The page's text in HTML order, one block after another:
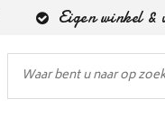
Eigen winkel &